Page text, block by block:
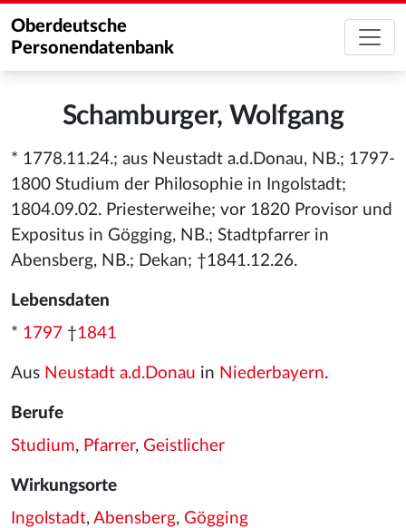
Oberdeutsche
Personendatenbank
Schamburger, Wolfgang
* 1778.11.24.; aus Neustadt a.d.Donau, NB.; 1797-
1800 Studium der Philosophie in Ingolstadt;
1804.09.02. Priesterweihe; vor 1820 Provisor und
Expositus in Gögging, NB.; Stadtpfarrer in
Abensberg, NB.; Dekan; †1841.12.26.
Lebensdaten
* 1797 †1841
Aus Neustadt a.d.Donau in Niederbayern.
Berufe
Studium, Pfarrer, Geistlicher
Wirkungsorte
Ingolstadt, Abensberg, Gögging